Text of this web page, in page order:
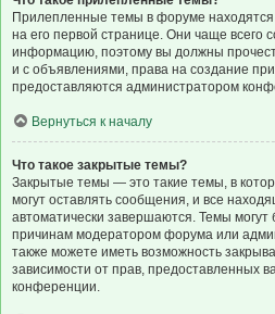
Прилепленные темы в форуме
на его первой странице. Они чаще всего
информацию, поэтому вы должны
и с объявлениями, права на создание
предоставляются администратором
Вернуться к началу
Что такое закрытые темы?
Закрытые темы — это такие темы, в
могут оставлять сообщения, и все
автоматически завершаются. Темы
причинам модератором форума или
также можете иметь возможность
зависимости от прав, предоставленных
конференции.